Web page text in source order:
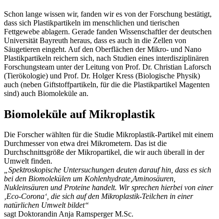
Schon lange wissen wir, fanden wir es von der Forschung bestätigt,
dass sich Plastikpartikeln im menschlichen und tierischen
Fettgewebe ablagern. Gerade fanden Wissenschaftler der deutschen
Universität Bayreuth heraus, dass es auch in die Zellen von
Säugetieren eingeht. Auf den Oberflächen der Mikro- und Nano
Plastikpartikeln reichern sich, nach Studien eines interdisziplinären
Forschungsteam unter der Leitung von Prof. Dr. Christian Laforsch
(Tierökologie) und Prof. Dr. Holger Kress (Biologische Physik)
auch (neben Giftstoffpartikeln, für die die Plastikpartikel Magenten
sind) auch Biomoleküle an.
Biomoleküle auf Mikroplastik
Die Forscher wählten für die Studie Mikroplastik-Partikel mit einem
Durchmesser von etwa drei Mikrometern. Das ist die
Durchschnittsgröße der Mikropartikel, die wir auch überall in der
Umwelt finden.
„Spektroskopische Untersuchungen deuten darauf hin, dass es sich
bei den Biomolekülen um Kohlenhydrate,Aminosäuren,
Nukleinsäuren und Proteine handelt. Wir sprechen hierbei von einer
‚Eco-Corona‘, die sich auf den Mikroplastik-Teilchen in einer
natürlichen Umwelt bildet“
sagt Doktorandin Anja Ramsperger M.Sc.